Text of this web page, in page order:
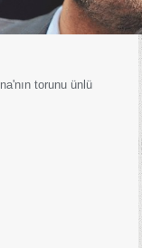
torunu ünlü